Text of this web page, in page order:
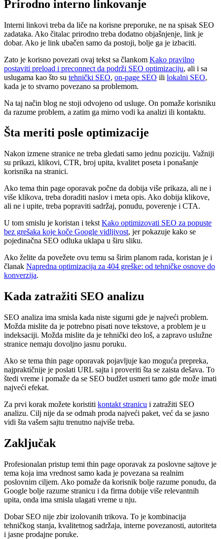
Prirodno interno linkovanje
Interni linkovi treba da liče na korisne preporuke, ne na spisak SEO
zadataka. Ako čitalac prirodno treba dodatno objašnjenje, link je
dobar. Ako je link ubačen samo da postoji, bolje ga je izbaciti.
Zato je korisno povezati ovaj tekst sa člankom Kako pravilno
postaviti preload i preconnect da podrži SEO optimizaciju, ali i sa
uslugama kao što su tehnički SEO, on-page SEO ili lokalni SEO,
kada je to stvarno povezano sa problemom.
Na taj način blog ne stoji odvojeno od usluge. On pomaže korisniku
da razume problem, a zatim ga mirno vodi ka analizi ili kontaktu.
Šta meriti posle optimizacije
Nakon izmene stranice ne treba gledati samo jednu poziciju. Važniji
su prikazi, klikovi, CTR, broj upita, kvalitet poseta i ponašanje
korisnika na stranici.
Ako tema thin page oporavak počne da dobija više prikaza, ali ne i
više klikova, treba doraditi naslov i meta opis. Ako dobija klikove,
ali ne i upite, treba popraviti sadržaj, ponudu, poverenje i CTA.
U tom smislu je koristan i tekst Kako optimizovati SEO za popuste
bez grešaka koje koče Google vidljivost, jer pokazuje kako se
pojedinačna SEO odluka uklapa u širu sliku.
Ako želite da povežete ovu temu sa širim planom rada, koristan je i
članak Napredna optimizacija za 404 greške: od tehničke osnove do
konverzija.
Kada zatražiti SEO analizu
SEO analiza ima smisla kada niste sigurni gde je najveći problem.
Možda mislite da je potrebno pisati nove tekstove, a problem je u
indeksaciji. Možda mislite da je tehnički deo loš, a zapravo uslužne
stranice nemaju dovoljno jasnu poruku.
Ako se tema thin page oporavak pojavljuje kao moguća prepreka,
najpraktičnije je poslati URL sajta i proveriti šta se zaista dešava. To
štedi vreme i pomaže da se SEO budžet usmeri tamo gde može imati
najveći efekat.
Za prvi korak možete koristiti kontakt stranicu i zatražiti SEO
analizu. Cilj nije da se odmah proda najveći paket, već da se jasno
vidi šta vašem sajtu trenutno najviše treba.
Zaključak
Profesionalan pristup temi thin page oporavak za poslovne sajtove je
tema koja ima vrednost samo kada je povezana sa realnim
poslovnim ciljem. Ako pomaže da korisnik bolje razume ponudu, da
Google bolje razume stranicu i da firma dobije više relevantnih
upita, onda ima smisla ulagati vreme u nju.
Dobar SEO nije zbir izolovanih trikova. To je kombinacija
tehničkog stanja, kvalitetnog sadržaja, interne povezanosti, autoriteta
i jasne prodajne poruke.